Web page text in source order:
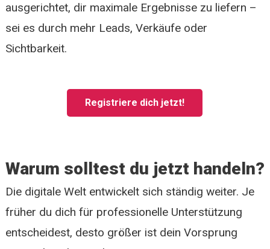
ausgerichtet, dir maximale Ergebnisse zu liefern –
sei es durch mehr Leads, Verkäufe oder
Sichtbarkeit.
Registriere dich jetzt!
Warum solltest du jetzt handeln?
Die digitale Welt entwickelt sich ständig weiter. Je
früher du dich für professionelle Unterstützung
entscheidest, desto größer ist dein Vorsprung